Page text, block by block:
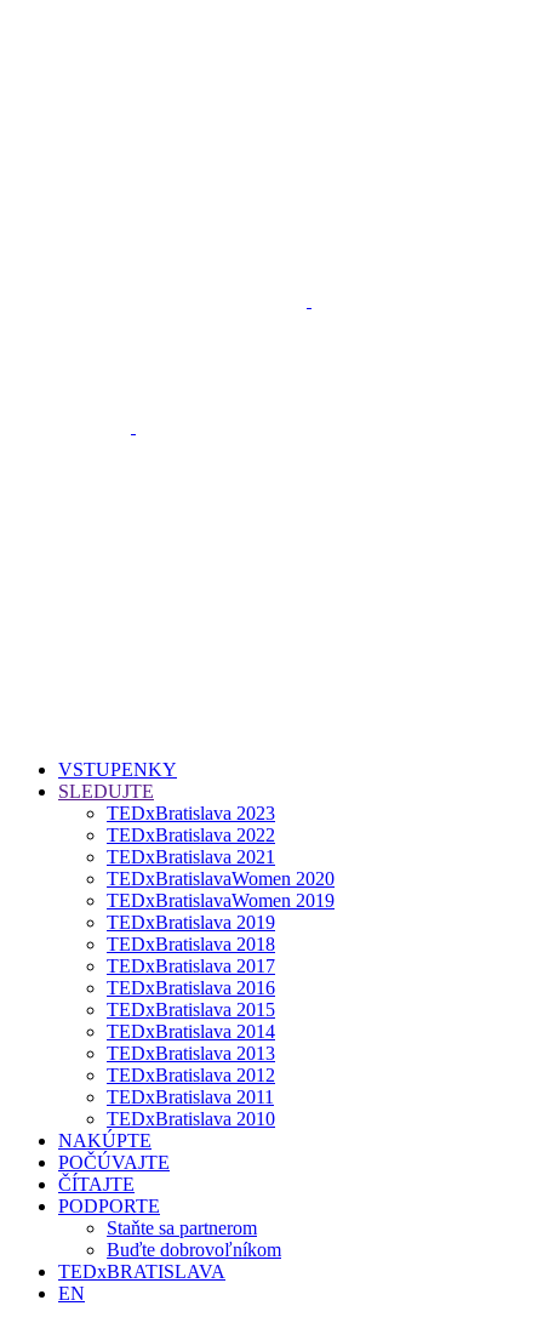
VSTUPENKY
SLEDUJTE
TEDxBratislava 2023
TEDxBratislava 2022
TEDxBratislava 2021
TEDxBratislavaWomen 2020
TEDxBratislavaWomen 2019
TEDxBratislava 2019
TEDxBratislava 2018
TEDxBratislava 2017
TEDxBratislava 2016
TEDxBratislava 2015
TEDxBratislava 2014
TEDxBratislava 2013
TEDxBratislava 2012
TEDxBratislava 2011
TEDxBratislava 2010
NAKÚPTE
POČÚVAJTE
ČÍTAJTE
PODPORTE
Staňte sa partnerom
Buďte dobrovoľníkom
TEDxBRATISLAVA
EN